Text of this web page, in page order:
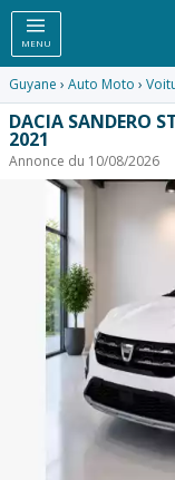
MENU
Guyane › Auto Moto ›
DACIA SANDERO
2021
Annonce du 10/08/2026